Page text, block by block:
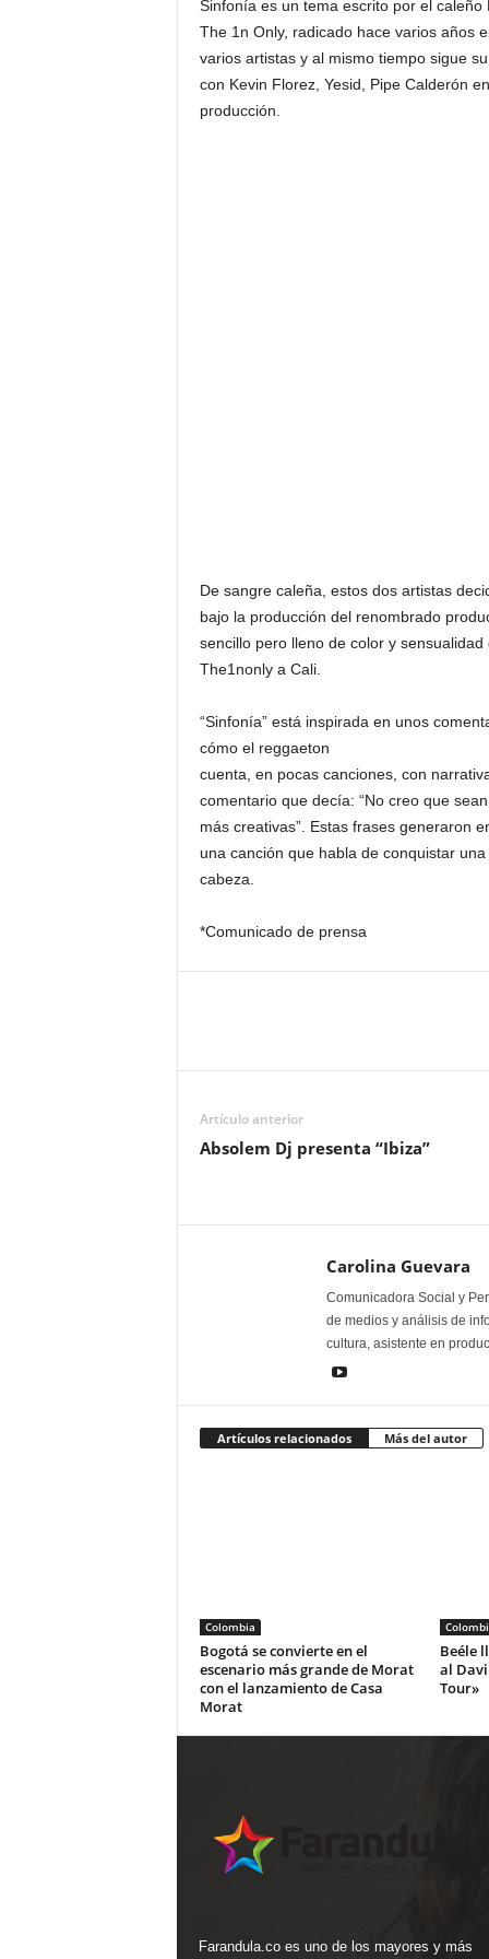
Sinfonía es un tema escrito por el
The 1n Only, radicado hace varios años
varios artistas y al mismo tiempo sigue
con Kevin Florez, Yesid, Pipe Calderón
producción.
De sangre caleña, estos dos artistas
bajo la producción del renombrado
sencillo pero lleno de color y
The1nonly a Cali.
“Sinfonía” está inspirada en unos
cómo el reggaeton
cuenta, en pocas canciones, con
comentario que decía: “No creo que
más creativas”. Estas frases generaron
una canción que habla de conquistar
cabeza.
*Comunicado de prensa
Artículo anterior
Absolem Dj presenta “Ibiza”
Carolina Guevara
Comunicadora Social y
de medios y análisis de
cultura, asistente en
Artículos relacionados Más del autor
Colombia
Bogotá se convierte en el
escenario más grande de Morat
con el lanzamiento de Casa
Morat
Beéle
al
Tour»
Farandula.co es uno de los mayores y más